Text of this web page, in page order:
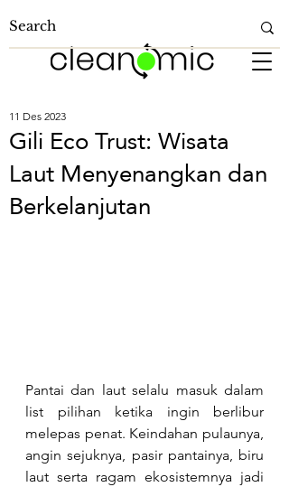
Gili Eco Trust: Wisata
Laut Menyenangkan dan
Berkelanjutan
11 Des 2023
Pantai dan laut selalu masuk dalam
list pilihan ketika ingin berlibur
melepas penat. Keindahan pulaunya,
angin sejuknya, pasir pantainya, biru
laut serta ragam ekosistemnya jadi